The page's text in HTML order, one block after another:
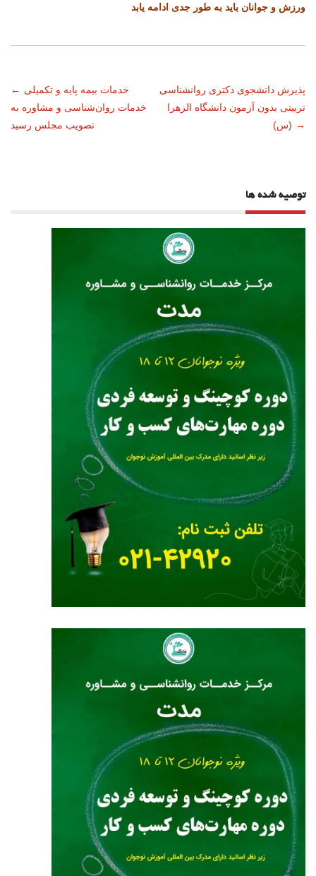
ورزش و جوانان باید به طور جدی ادامه یابد
ناوبری
نوشته
← خدمات بیمه پایه و تکمیلی
خدمات روان‌شناسی و مشاوره به
تصویب مجلس رسید
پذیرش دانشجوی دکتری روانشناسی
تربیتی بدون آزمون دانشگاه الزهرا
(س) →
توصیه شده ها